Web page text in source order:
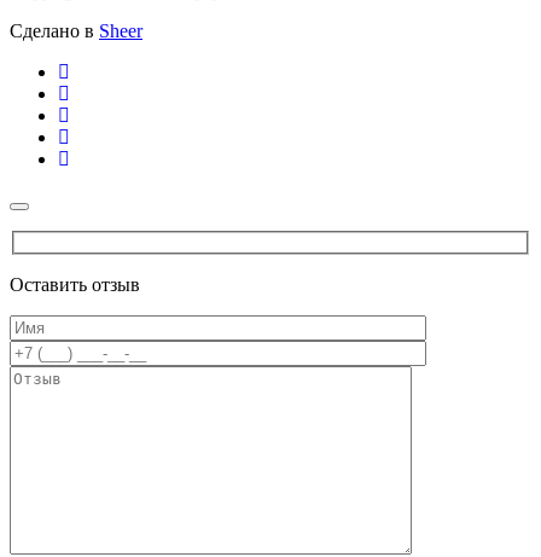
Сделано в Sheer
Оставить отзыв